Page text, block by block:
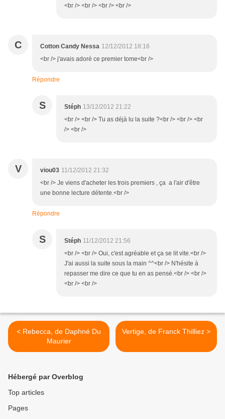
<br /> <br /> <br /> <br />
C Cotton Candy Nessa 12/12/2012 18:16
<br /> j'avais adoré ce premier tome<br />
Répondre
S Stéph 13/12/2012 21:22
<br /> <br /> Tu as déjà lu la suite ?<br /> <br /> <br
/> <br />
V viou03 11/12/2012 21:32
<br /> Je viens d'acheter les trois premiers , ça a l'air d'être
une bonne lecture détente.<br />
Répondre
S Stéph 11/12/2012 21:56
<br /> <br /> Oui, c'est agréable et ça se lit vite.<br />
J'ai aussi la suite sous la main ^^<br /> N'hésite à
repasser me dire ce que tu en as pensé.<br /> <br />
<br /> <br />
< Rebecca, de Daphné Du
Maurier
Vertige, de Franck Thilliez >
Hébergé par Overblog
Top articles
Pages